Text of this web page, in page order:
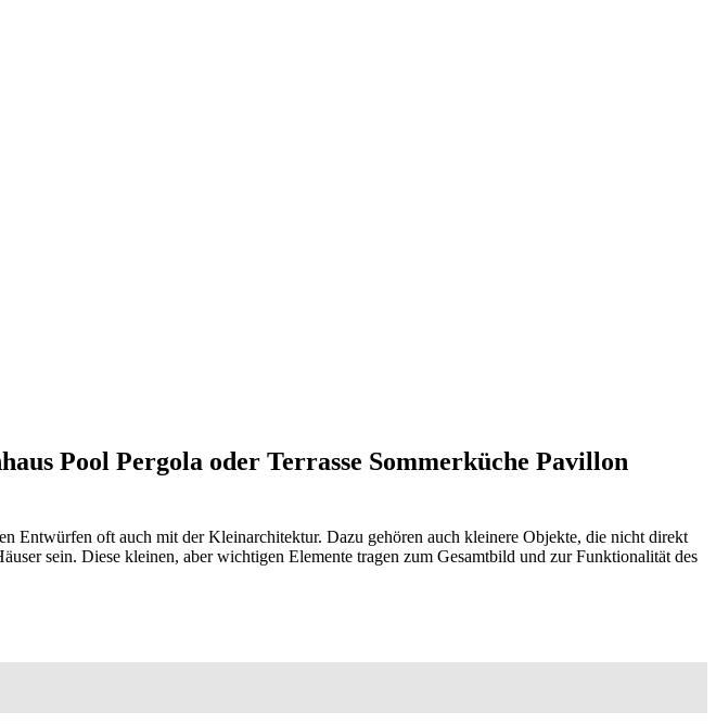
Pool Pergola oder Terrasse Sommerküche Pavillon
Entwürfen oft auch mit der Kleinarchitektur. Dazu gehören auch kleinere Objekte, die nicht direkt
sein. Diese kleinen, aber wichtigen Elemente tragen zum Gesamtbild und zur Funktionalität des